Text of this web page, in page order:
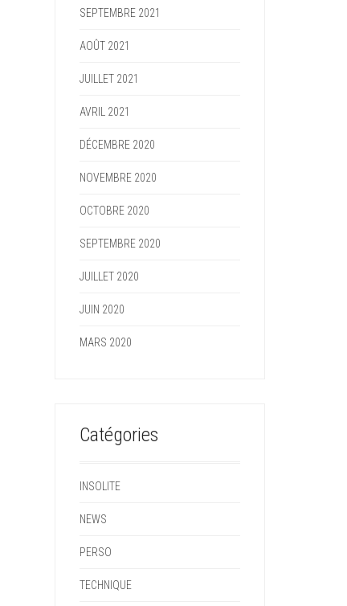
SEPTEMBRE 2021
AOÛT 2021
JUILLET 2021
AVRIL 2021
DÉCEMBRE 2020
NOVEMBRE 2020
OCTOBRE 2020
SEPTEMBRE 2020
JUILLET 2020
JUIN 2020
MARS 2020
Catégories
INSOLITE
NEWS
PERSO
TECHNIQUE